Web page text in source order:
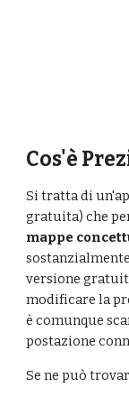
Cos'è
Si tratta di
gratuita) che
mappe
versione
modificare la
è comunque
postazione
Se ne può